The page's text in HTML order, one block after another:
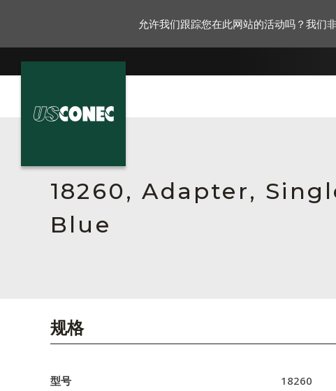
English Website
应用工程指导书 (AENs)
合作伙伴
18260, Adapter,
Blue
规格
型号 18260
允许我们跟踪您在此网站的活动吗？我们